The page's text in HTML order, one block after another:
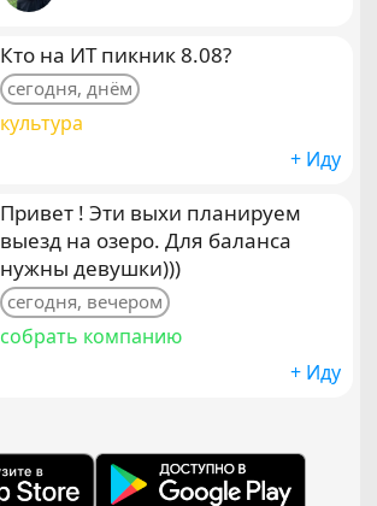
Кто на ИТ пикник 8.08?
сегодня, днём
культура
+ Иду
Привет ! Эти выхи планируем
выезд на озеро. Для баланса
нужны девушки)))
сегодня, вечером
собрать компанию
+ Иду